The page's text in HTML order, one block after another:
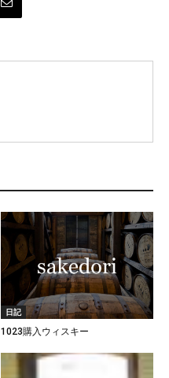
日記
1023購入ウィスキー